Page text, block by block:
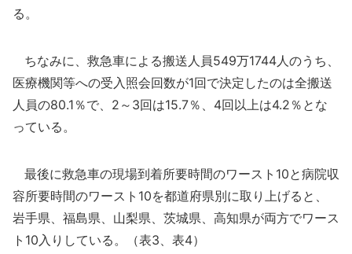
る。
ちなみに、救急車による搬送人員549万1744人のうち、
医療機関等への受入照会回数が1回で決定したのは全搬送
人員の80.1％で、2～3回は15.7％、4回以上は4.2％とな
っている。
最後に救急車の現場到着所要時間のワースト10と病院収
容所要時間のワースト10を都道府県別に取り上げると、
岩手県、福島県、山梨県、茨城県、高知県が両方でワース
ト10入りしている。（表3、表4）